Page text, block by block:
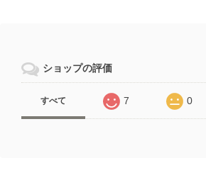
ショップの評価
すべて 7 0